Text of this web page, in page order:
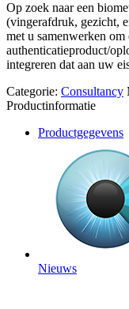
Op zoek naar een
(vingerafdruk, gezicht,
met u samenwerken om
authenticatieproduct/
integreren dat aan uw
Categorie: Consultancy
Productinformatie
Productgegevens
Nieuws